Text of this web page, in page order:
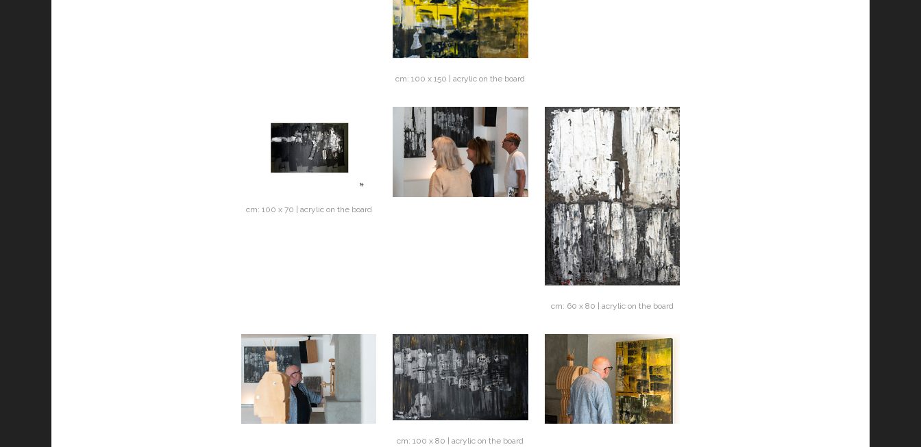
cm: 100 x 150 | acrylic on the board
cm: 100 x 70 | acrylic on the board
cm: 60 x 80 | acrylic on the board
cm: 100 x 80 | acrylic on the board